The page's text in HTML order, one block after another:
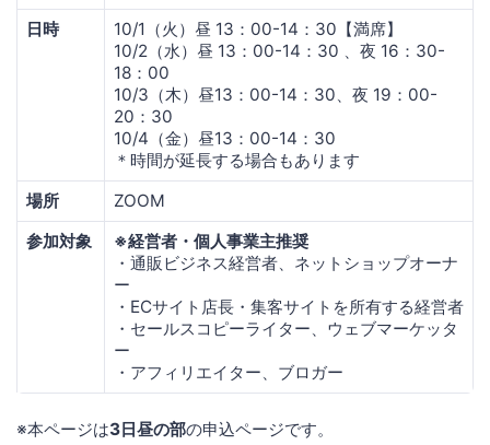
日時
10/1（火）昼 13：00-14：30【満席】
10/2（水）昼 13：00-14：30 、夜 16：30-
18：00
10/3（木）昼13：00-14：30、夜 19：00-
20：30
10/4（金）昼13：00-14：30
＊時間が延長する場合もあります
場所
ZOOM
参加対象
※経営者・個人事業主推奨
・通販ビジネス経営者、ネットショップオーナ
ー
・ECサイト店長・集客サイトを所有する経営者
・セールスコピーライター、ウェブマーケッタ
ー
・アフィリエイター、ブロガー
※本ページは3日昼の部の申込ページです。